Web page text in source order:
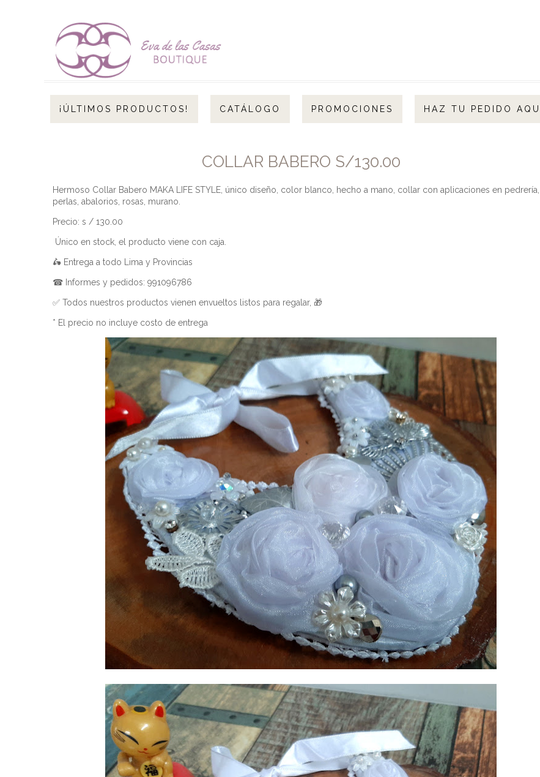
¡ÚLTIMOS PRODUCTOS! CATÁLOGO PROMOCIONES HAZ TU PEDIDO AQUÍ
COLLAR BABERO S/130.00
Hermoso Collar Babero MAKA LIFE STYLE, único diseño, color blanco, hecho a mano, collar con aplicaciones en pedrería,
perlas, abalorios, rosas, murano.
Precio: s / 130.00
Único en stock, el producto viene con caja.
🛵 Entrega a todo Lima y Provincias
☎ Informes y pedidos: 991096786
✅ Todos nuestros productos vienen envueltos listos para regalar, 🎁
* El precio no incluye costo de entrega